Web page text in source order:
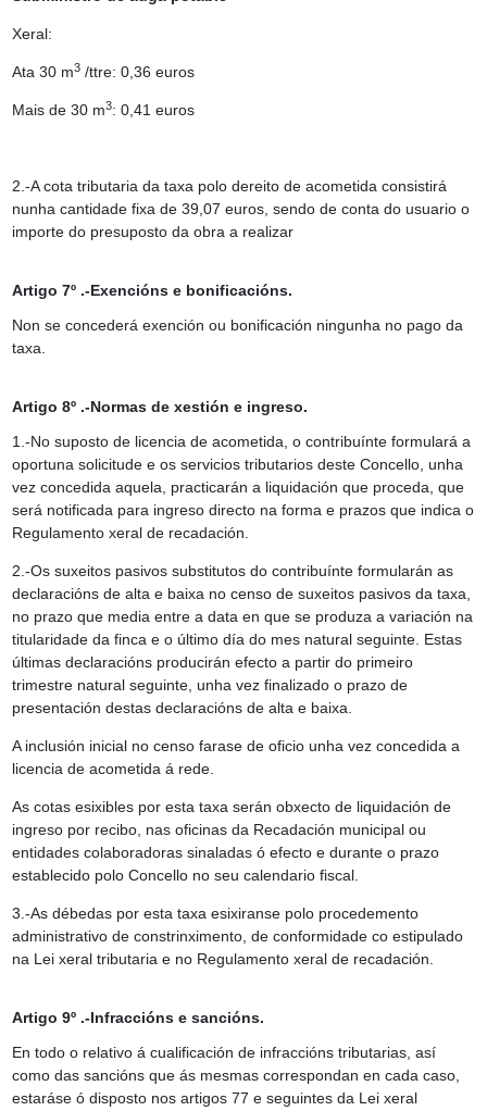
Xeral:
Ata 30 m3/ttre: 0,36 euros
Mais de 30 m3: 0,41 euros
2.-A cota tributaria da taxa polo dereito de acometida consistirá
nunha cantidade fixa de 39,07 euros, sendo de conta do usuario o
importe do presuposto da obra a realizar
Artigo 7º .-Exencións e bonificacións.
Non se concederá exención ou bonificación ningunha no pago da
taxa.
Artigo 8º .-Normas de xestión e ingreso.
1.-No suposto de licencia de acometida, o contribuínte formulará a
oportuna solicitude e os servicios tributarios deste Concello, unha
vez concedida aquela, practicarán a liquidación que proceda, que
será notificada para ingreso directo na forma e prazos que indica o
Regulamento xeral de recadación.
2.-Os suxeitos pasivos substitutos do contribuínte formularán as
declaracións de alta e baixa no censo de suxeitos pasivos da taxa,
no prazo que media entre a data en que se produza a variación na
titularidade da finca e o último día do mes natural seguinte. Estas
últimas declaracións producirán efecto a partir do primeiro
trimestre natural seguinte, unha vez finalizado o prazo de
presentación destas declaracións de alta e baixa.
A inclusión inicial no censo farase de oficio unha vez concedida a
licencia de acometida á rede.
As cotas esixibles por esta taxa serán obxecto de liquidación de
ingreso por recibo, nas oficinas da Recadación municipal ou
entidades colaboradoras sinaladas ó efecto e durante o prazo
establecido polo Concello no seu calendario fiscal.
3.-As débedas por esta taxa esixiranse polo procedemento
administrativo de constrinximento, de conformidade co estipulado
na Lei xeral tributaria e no Regulamento xeral de recadación.
Artigo 9º .-Infraccións e sancións.
En todo o relativo á cualificación de infraccións tributarias, así
como das sancións que ás mesmas correspondan en cada caso,
estaráse ó disposto nos artigos 77 e seguintes da Lei xeral